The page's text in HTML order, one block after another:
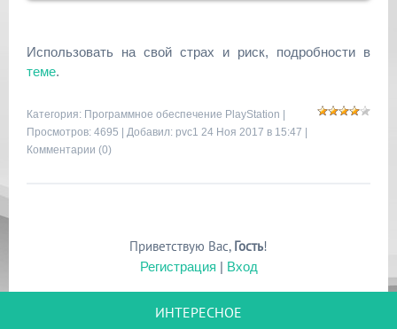
Использовать на свой страх и риск, подробности в
теме.
Категория: Программное обеспечение PlayStation
Просмотров: 4695 | Добавил: pvc1 24 Ноя 2017 в 15:47 |
Комментарии (0)
Приветствую Вас, Гость!
Регистрация | Вход
ИНТЕРЕСНОЕ